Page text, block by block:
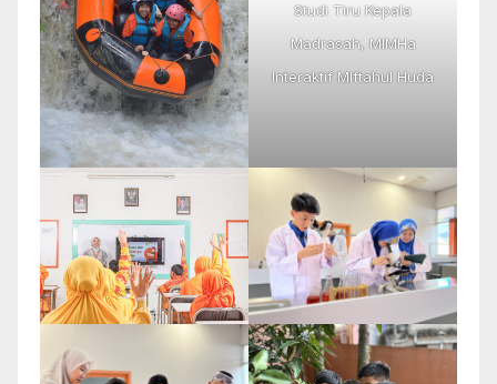
Studi Tiru Kepala
Madrasah, MIMHa
Interaktif MIftahul Huda